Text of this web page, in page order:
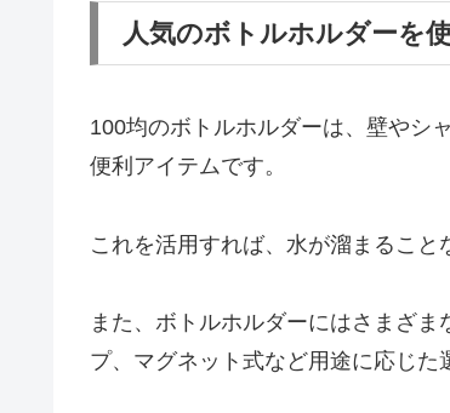
人気のボトルホルダーを
100均のボトルホルダーは、壁やシ
便利アイテムです。
これを活用すれば、水が溜まること
また、ボトルホルダーにはさまざ
プ、マグネット式など用途に応じた